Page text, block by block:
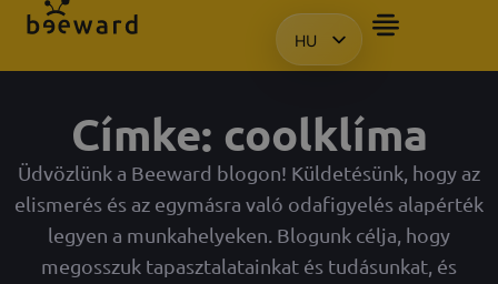
HU
EN
PL
Címke: coolklíma
Üdvözlünk a Beeward blogon! Küldetésünk, hogy az
elismerés és az egymásra való odafigyelés alapérték
legyen a munkahelyeken. Blogunk célja, hogy
megosszuk tapasztalatainkat és tudásunkat, és